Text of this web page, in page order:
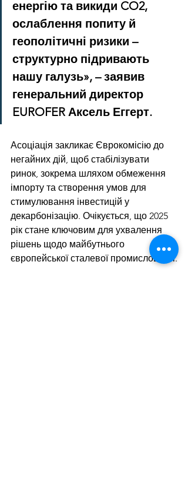
енергію та викиди CO2,
ослаблення попиту й
геополітичні ризики –
структурно підривають
нашу галузь», – заявив
генеральний директор
EUROFER Аксель Еггерт.
Асоціація закликає Єврокомісію до
негайних дій, щоб стабілізувати
ринок, зокрема шляхом обмеження
імпорту та створення умов для
стимулювання інвестицій у
декарбонізацію. Очікується, що 2025
рік стане ключовим для ухвалення
рішень щодо майбутнього
європейської сталевої промисловості.